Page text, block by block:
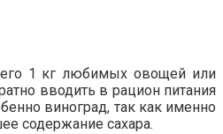
1 кг любимых овощей или
вводить в рацион питания
виноград, так как именно
содержание сахара.